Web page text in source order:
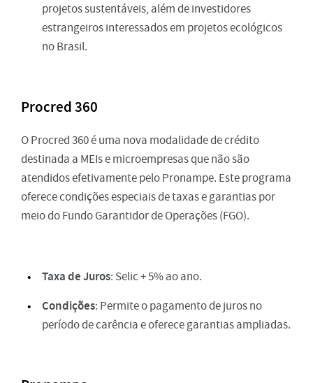
projetos sustentáveis, além de investidores
estrangeiros interessados em projetos ecológicos
no Brasil.
Procred 360
O Procred 360 é uma nova modalidade de crédito
destinada a MEIs e microempresas que não são
atendidos efetivamente pelo Pronampe. Este programa
oferece condições especiais de taxas e garantias por
meio do Fundo Garantidor de Operações (FGO).
Taxa de Juros: Selic + 5% ao ano.
Condições: Permite o pagamento de juros no
período de carência e oferece garantias ampliadas.